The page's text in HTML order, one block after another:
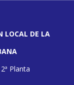
LOCAL DE LA
Planta